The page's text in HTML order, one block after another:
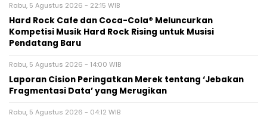
Rabu, 5 Agustus 2026 - 22:15 WIB
Hard Rock Cafe dan Coca-Cola® Meluncurkan
Kompetisi Musik Hard Rock Rising untuk Musisi
Pendatang Baru
Rabu, 5 Agustus 2026 - 14:00 WIB
Laporan Cision Peringatkan Merek tentang ‘Jebakan
Fragmentasi Data’ yang Merugikan
Rabu, 5 Agustus 2026 - 04:12 WIB